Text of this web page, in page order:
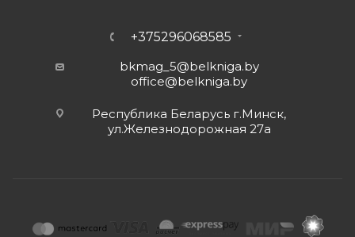
+375296068585
bkmag_5@belkniga.by
office@belkniga.by
Республика Беларусь г.Минск,
ул.Железнодорожная 27а